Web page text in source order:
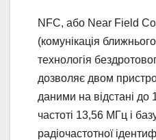
NFC, або Near Field
(комунікація
технологія
дозволяє двом
даними на відстані
частоті 13,56 МГц і
радіочастотної